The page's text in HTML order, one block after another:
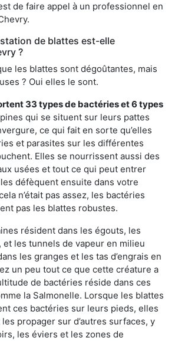
de faire appel à un professionnel en
de blattes est-elle
?
les blattes sont dégoûtantes, mais
? Oui elles le sont.
33 types de bactéries et 6 types
qui se situent sur leurs pattes
ce qui fait en sorte qu’elles
et parasites sur les différentes
Elles se nourrissent aussi des
usées et tout ce qui peut entrer
défèquent ensuite dans votre
n’était pas assez, les bactéries
pas les blattes robustes.
résident dans les égouts, les
et les tunnels de vapeur en milieu
les granges et les tas d’engrais en
un peu tout ce que cette créature a
de bactéries réside dans ces
la Salmonelle. Lorsque les blattes
ces bactéries sur leurs pieds, elles
propager sur d’autres surfaces, y
les éviers et les zones de